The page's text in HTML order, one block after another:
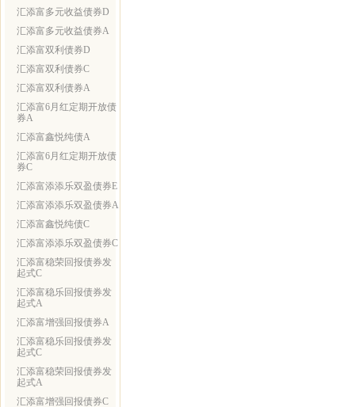
汇添富多元收益债券D
汇添富多元收益债券A
汇添富双利债券D
汇添富双利债券C
汇添富双利债券A
汇添富6月红定期开放债
券A
汇添富鑫悦纯债A
汇添富6月红定期开放债
券C
汇添富添添乐双盈债券E
汇添富添添乐双盈债券A
汇添富鑫悦纯债C
汇添富添添乐双盈债券C
汇添富稳荣回报债券发
起式C
汇添富稳乐回报债券发
起式A
汇添富增强回报债券A
汇添富稳乐回报债券发
起式C
汇添富稳荣回报债券发
起式A
汇添富增强回报债券C